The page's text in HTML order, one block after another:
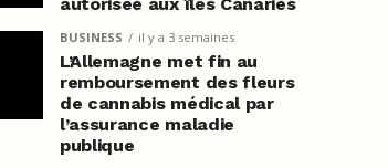
BUSINESS il y a 3 semaines
L’Allemagne met fin au
remboursement des fleurs
de cannabis médical par
l’assurance maladie
publique